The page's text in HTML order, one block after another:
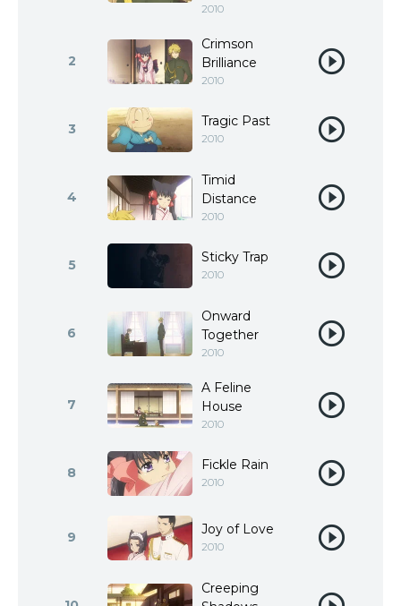
2010
2
Crimson
Brilliance
2010
3 Tragic Past
2010
4
Timid
Distance
2010
5 Sticky Trap
2010
6
Onward
Together
2010
7
A Feline
House
2010
8 Fickle Rain
2010
9 Joy of Love
2010
Creeping